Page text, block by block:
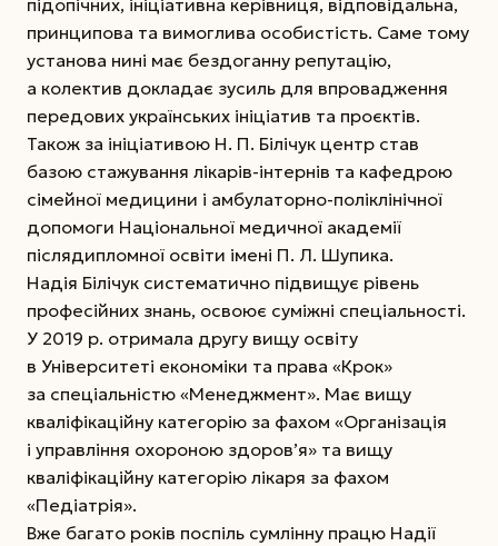
підопічних, ініціативна керівниця, відповідальна,
принципова та вимоглива особистість. Саме тому
установа нині має бездоганну репутацію,
а колектив докладає зусиль для впровадження
передових українських ініціатив та проєктів.
Також за ініціативою Н. П. Білічук центр став
базою стажування лікарів-інтернів та кафедрою
сімейної медицини і амбулаторно-­поліклінічної
допомоги Національної медичної академії
післядипломної освіти імені П. Л. Шупика.
Надія Білічук систематично підвищує рівень
професійних знань, освоює суміжні спеціальності.
У 2019 р. отримала другу вищу освіту
в Університеті економіки та права «Крок»
за спеціальністю «Менеджмент». Має вищу
кваліфікаційну категорію за фахом «Організація
і управління охороною здоров’я» та вищу
кваліфікаційну категорію лікаря за фахом
«Педіатрія».
Вже багато років поспіль сумлінну працю Надії